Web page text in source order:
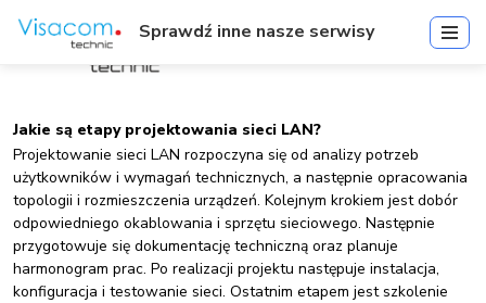
Jakie są etapy projektowania sieci LAN?
Projektowanie sieci LAN rozpoczyna się od analizy potrzeb
użytkowników i wymagań technicznych, a następnie opracowania
topologii i rozmieszczenia urządzeń. Kolejnym krokiem jest dobór
odpowiedniego okablowania i sprzętu sieciowego. Następnie
przygotowuje się dokumentację techniczną oraz planuje
harmonogram prac. Po realizacji projektu następuje instalacja,
konfiguracja i testowanie sieci. Ostatnim etapem jest szkolenie
Sprawdź inne nasze serwisy